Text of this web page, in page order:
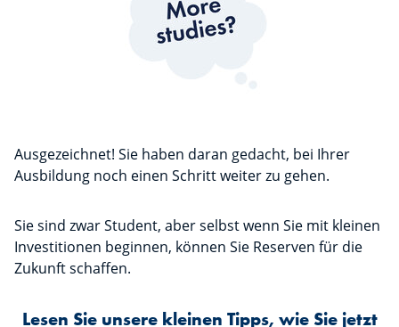
Ausgezeichnet! Sie haben daran gedacht, bei Ihrer
Ausbildung noch einen Schritt weiter zu gehen.
Sie sind zwar Student, aber selbst wenn Sie mit kleinen
Investitionen beginnen, können Sie Reserven für die
Zukunft schaffen.
Lesen Sie unsere kleinen Tipps, wie Sie jetzt